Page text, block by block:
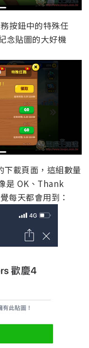
按鈕中的特殊任
念貼圖的大好機
下載頁面，這組數量
是 OK、Thank
每天都會用到：